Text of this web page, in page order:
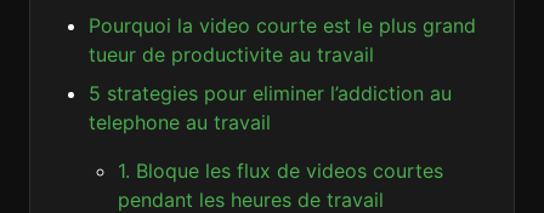
Pourquoi la video courte est le plus grand
tueur de productivite au travail
5 strategies pour eliminer l’addiction au
telephone au travail
1. Bloque les flux de videos courtes
pendant les heures de travail